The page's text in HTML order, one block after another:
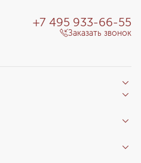
+7 495 933-66-55
Заказать звонок